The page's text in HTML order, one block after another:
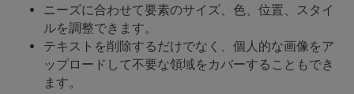
ニーズに合わせて要素のサイズ、色、位置、スタイ
ルを調整できます。
テキストを削除するだけでなく、個人的な画像をア
ップロードして不要な領域をカバーすることもでき
ます。